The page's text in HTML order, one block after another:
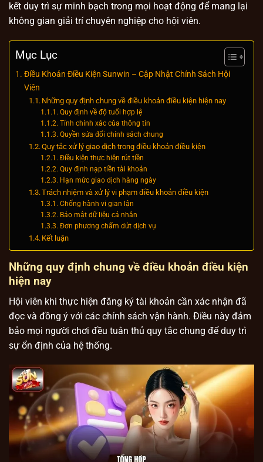
kết duy trì sự minh bạch trong mọi hoạt động để mang lại
không gian giải trí chuyên nghiệp cho hội viên.
Mục Lục
Điều Khoản Điều Kiện Sunwin – Cập Nhật Chính Sách Hội
Viên
Những quy định chung về điều khoản điều kiện hiện nay
Quy định về độ tuổi hợp lệ
Tính chính xác của thông tin
Quyền sửa đổi chính sách chung
Quy tắc xử lý giao dịch trong điều khoản điều kiện
Điều kiện thực hiện rút tiền
Quy định nạp tiền tài khoản
Hạn mức giao dịch hàng ngày
Trách nhiệm và xử lý vi phạm điều khoản điều kiện
Chống hành vi gian lận
Bảo mật dữ liệu cá nhân
Đơn phương chấm dứt dịch vụ
Kết luận
Những quy định chung về điều khoản điều kiện
hiện nay
Hội viên khi thực hiện đăng ký tài khoản cần xác nhận đã
đọc và đồng ý với các chính sách vận hành. Điều này đảm
bảo mọi người chơi đều tuân thủ quy tắc chung để duy trì
sự ổn định của hệ thống.